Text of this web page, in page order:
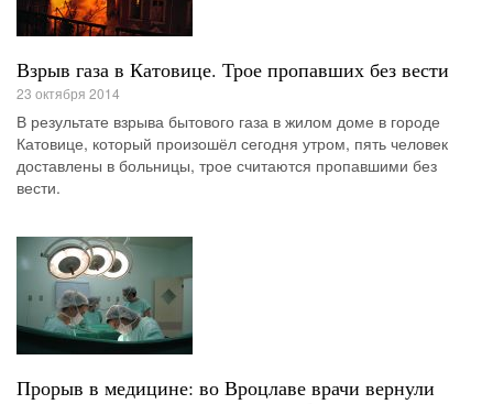
Взрыв газа в Катовице. Трое пропавших без вести
23 октября 2014
В результате взрыва бытового газа в жилом доме в городе
Катовице, который произошёл сегодня утром, пять человек
доставлены в больницы, трое считаются пропавшими без
вести.
Прорыв в медицине: во Вроцлаве врачи вернули